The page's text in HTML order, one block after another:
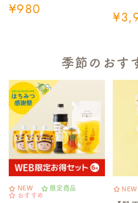
¥980 ¥
季節のおす
NEW
限定商品
おすすめ
NEW